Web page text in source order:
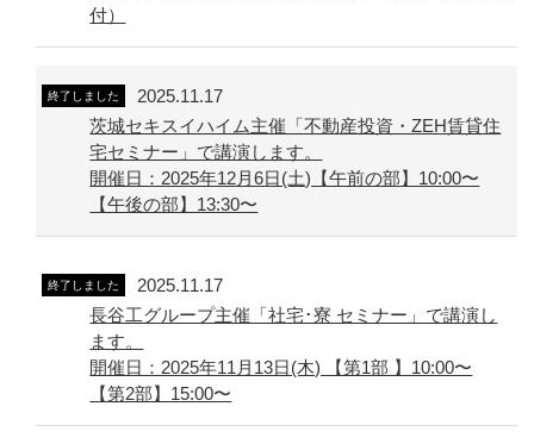
付）
終了しました
2025.11.17
茨城セキスイハイム主催「不動産投資・ZEH賃貸住
宅セミナー」で講演します。
開催日：2025年12月6日(土)【午前の部】10:00〜
【午後の部】13:30〜
終了しました
2025.11.17
長谷工グループ主催「社宅･寮 セミナー」で講演し
ます。
開催日：2025年11月13日(木) 【第1部 】10:00〜
【第2部】15:00〜